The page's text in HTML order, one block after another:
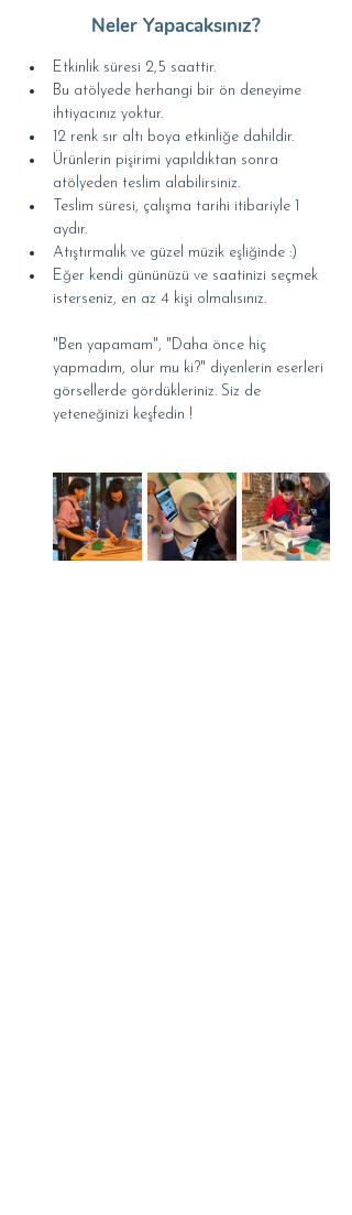
Neler Yapacaksınız?
Etkinlik süresi 2,5 saattir.
Bu atölyede herhangi bir ön deneyime
ihtiyacınız yoktur.
12 renk sır altı boya etkinliğe dahildir.
Ürünlerin pişirimi yapıldıktan sonra
atölyeden teslim alabilirsiniz.
Teslim süresi, çalışma tarihi itibariyle 1
aydır.
Atıştırmalık ve güzel müzik eşliğinde :)
Eğer kendi gününüzü ve saatinizi seçmek
isterseniz, en az 4 kişi olmalısınız.
"Ben yapamam", "Daha önce hiç
yapmadım, olur mu ki?" diyenlerin eserleri
görsellerde gördükleriniz. Siz de
yeteneğinizi keşfedin !